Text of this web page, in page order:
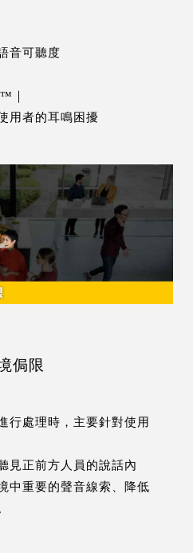
音可聽度
｜
用者的耳鳴困擾
侷限
行處理時，主要針對使用
見正前方人員的說話內
中重要的聲音線索、降低